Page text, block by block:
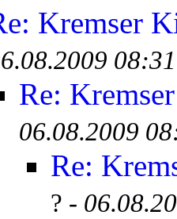
Kremser
08:31
Re:
06.08.2009
Re:
? -